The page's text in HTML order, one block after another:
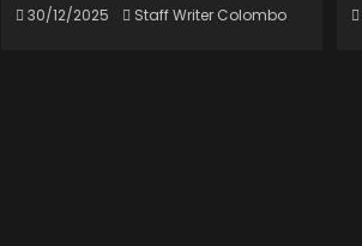
30/12/2025 Staff Writer Colombo